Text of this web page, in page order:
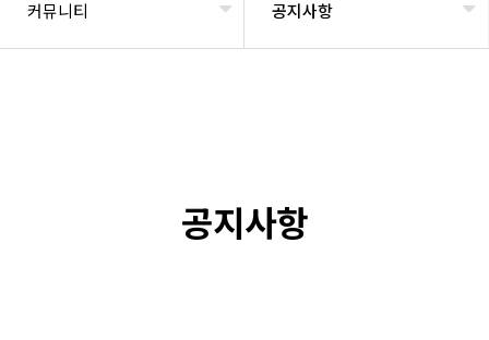
커뮤니티 공지사항
공지사항